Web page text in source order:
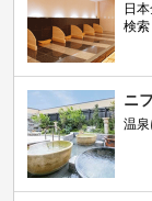
日
検索
ニ
温